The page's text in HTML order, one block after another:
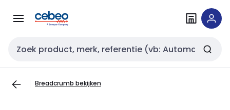
naar
naar
Zoekveld invoer
Breadcrumb bekijken